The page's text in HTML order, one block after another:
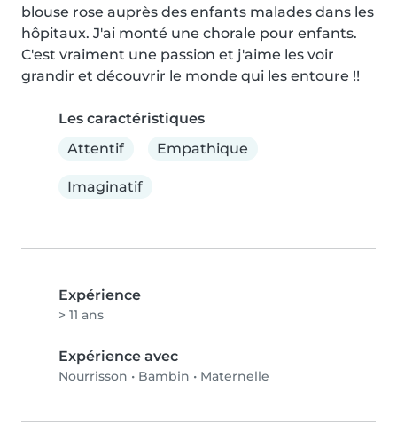
blouse rose auprès des enfants malades dans les
hôpitaux. J'ai monté une chorale pour enfants.
C'est vraiment une passion et j'aime les voir
grandir et découvrir le monde qui les entoure !!
Les caractéristiques
Attentif
Empathique
Imaginatif
Expérience
> 11 ans
Expérience avec
Nourrisson • Bambin • Maternelle